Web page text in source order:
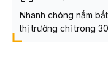
Nhanh chóng nắm
thị trường chỉ trong